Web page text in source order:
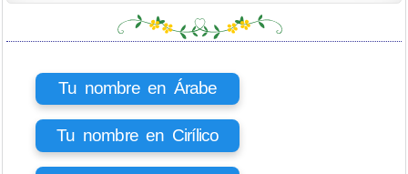
Tu nombre en Árabe
Tu nombre en Cirílico